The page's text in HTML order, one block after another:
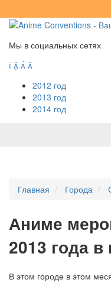
Мы в социальных сетях
   
2012 год
2013 год
2014 год
Главная Города
Аниме
2013 года
В этом городе в этом